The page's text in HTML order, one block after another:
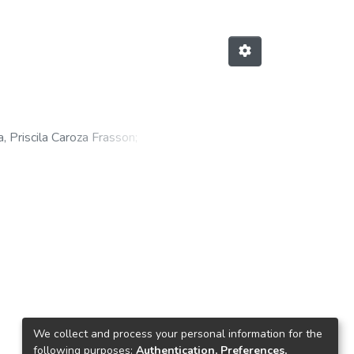
Priscila Caroza Frasson;
We collect and process your personal information for the
following purposes: Authentication, Preferences,